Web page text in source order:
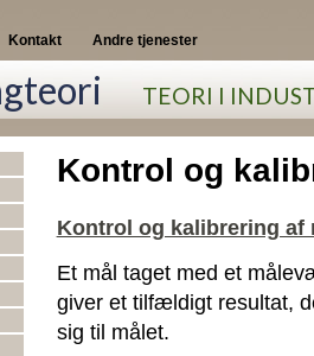
Kontakt Andre tjenester
TEORI I
Kontrol og
Kontrol og kalibrering
Et mål taget med et
giver et tilfældigt resultat,
sig til målet.